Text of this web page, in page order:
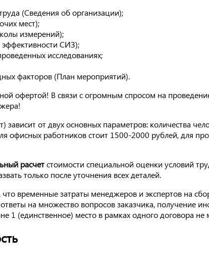
(Сведения об организации);
мест);
измерений);
СИЗ);
исследованиях;
факторов (План мероприятий).
офертой! В связи с огромным спросом на
зависит от двух основных параметров: количества
офисных работников стоит 1500-2000 рублей, для
расчетстоимости специальной оценки условий
только после уточнения всех деталей.
временные затраты менеджеров и экспертов на
на множество вопросов заказчика, получение
1 (единственное) место в рамках одного договора